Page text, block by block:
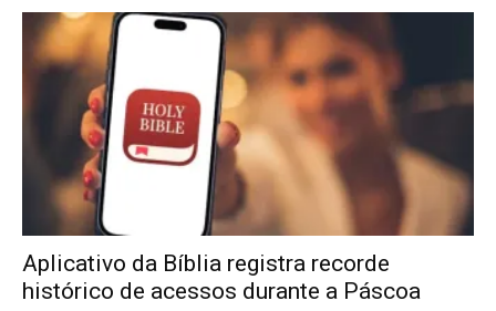
Aplicativo da Bíblia registra recorde
histórico de acessos durante a Páscoa